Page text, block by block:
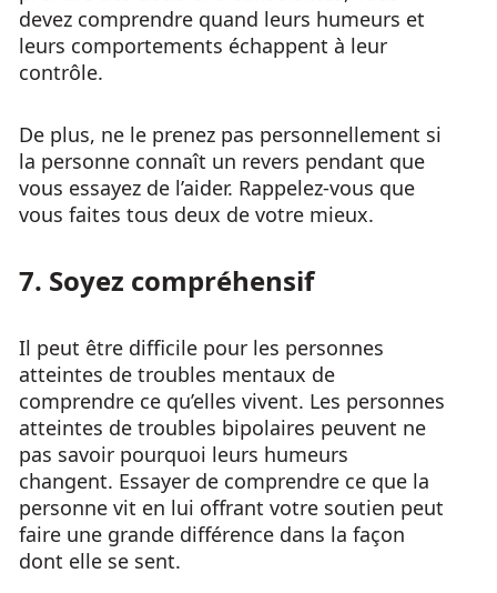
devez comprendre quand leurs humeurs et
leurs comportements échappent à leur
contrôle.
De plus, ne le prenez pas personnellement si
la personne connaît un revers pendant que
vous essayez de l’aider. Rappelez-vous que
vous faites tous deux de votre mieux.
7. Soyez compréhensif
Il peut être difficile pour les personnes
atteintes de troubles mentaux de
comprendre ce qu’elles vivent. Les personnes
atteintes de troubles bipolaires peuvent ne
pas savoir pourquoi leurs humeurs
changent. Essayer de comprendre ce que la
personne vit en lui offrant votre soutien peut
faire une grande différence dans la façon
dont elle se sent.